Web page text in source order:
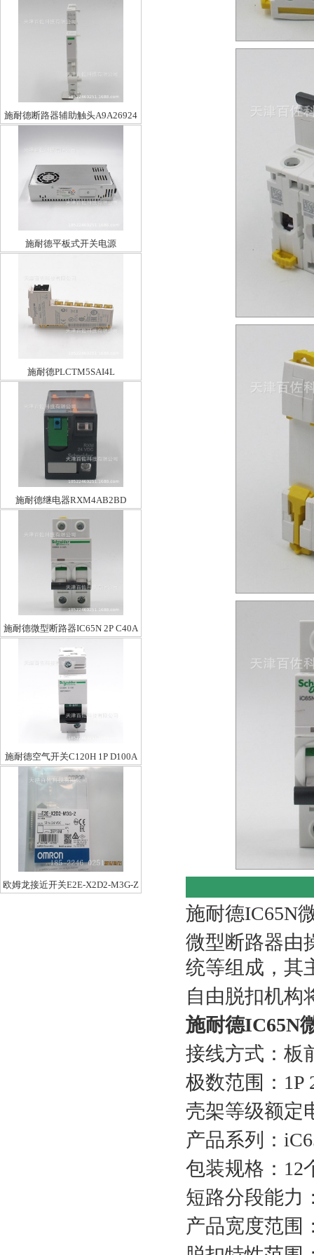
施耐德断路器辅助触头A9A26924
施耐德平板式开关电源
施耐德PLCTM5SAI4L
施耐德继电器RXM4AB2BD
施耐德微型断路器IC65N 2P C40A
施耐德空气开关C120H 1P D100A
欧姆龙接近开关E2E-X2D2-M3G-Z
施耐德IC65N
微型断路器由
统等组成，其
自由脱扣机构
施耐德IC65N
接线方式：板
极数范围：1P
壳架等级额定
产品系列：
包装规格：12
短路分段能力
产品宽度范围